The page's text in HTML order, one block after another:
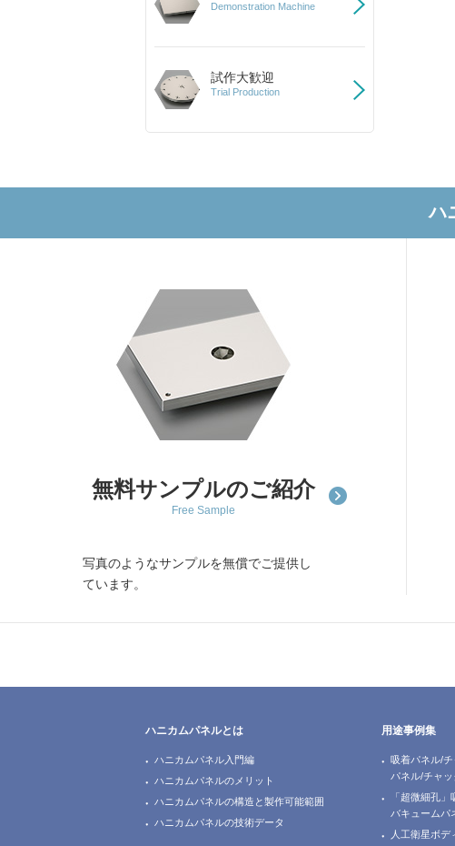
Demonstration Machine
試作大歓迎
Trial Production
ハ
無料サンプルのご紹介
Free Sample
写真のようなサンプルを無償でご提供し
ています。
ハニカムパネルとは
ハニカムパネル入門編
ハニカムパネルのメリット
ハニカムパネルの構造と製作可能範囲
ハニカムパネルの技術データ
用途事例集
吸着パネル/
パネル/チャ
「超微細孔
バキュームパ
人工衛星ボデ